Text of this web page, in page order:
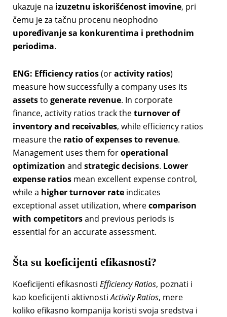
ukazuje na izuzetnu iskorišćenost imovine, pri
čemu je za tačnu procenu neophodno
upoređivanje sa konkurentima i prethodnim
periodima.
ENG: Efficiency ratios(oractivity ratios)
measure how successfully a company uses its
assetsto generate revenue. In corporate
finance, activity ratios track theturnover of
inventory and receivables, while efficiency ratios
measure the ratio of expenses to revenue.
Management uses them foroperational
optimization and strategic decisions. Lower
expense ratiosmean excellent expense control,
while a higher turnover rateindicates
exceptional asset utilization, wherecomparison
with competitorsand previous periods is
essential for an accurate assessment.
Šta su koeficijenti efikasnosti?
Koeficijenti efikasnosti Efficiency Ratios, poznati i
kao koeficijenti aktivnostiActivity Ratios, mere
koliko efikasno kompanija koristi svoja sredstva i